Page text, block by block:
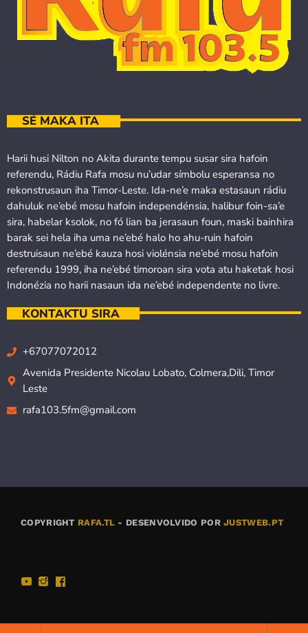
SÉ MAKA ITA
Harii husi Nilton no Akita durante tempu susar sira hafoin
referendu, Rádiu Rafa mosu nu’udar símbolu esperansa no
rekonstrusaun iha Timor-Leste. Ida-ne’e maka estasaun rádiu
dahuluk ne’ebé mosu hafoin independénsia, halibur foin-sa’e
sira, habelar ksolok, no fó lian ba jerasaun foun, maski bainhira
barak sei hela iha uma ne’ebé halo ho ahu-ruin hafoin
destruisaun ne’ebé kauza hosi violénsia ne’ebé mosu hafoin
referendu 1999, iha ne’ebé timoroan sira vota atu haketak hosi
Indonézia no harii nasaun ida ne’ebé independente no livre.
KONTAKTU SIRA
+67077072012
Avenida Presidente Nicolau Lobato, Colmera,Dili, Timor
Leste
rafa103.5fm@gmail.com
COPYRIGHT RAFA.TL - DESENVOLVIDO PORJUSTWEB.PT